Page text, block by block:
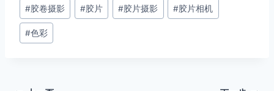
标
签：
#胶卷摄影 #胶片 #胶片摄影 #胶片相机
#色彩